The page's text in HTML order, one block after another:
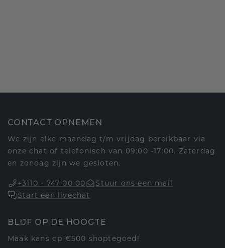
CONTACT OPNEMEN
We zijn elke maandag t/m vrijdag bereikbaar via
onze chat of telefonisch van 09:00 -17:00. Zaterdag
en zondag zijn we gesloten.
+3110 - 747 00 00
Stuur ons een mail
Start een livechat
BLIJF OP DE HOOGTE
Maak kans op €500 shoptegoed!